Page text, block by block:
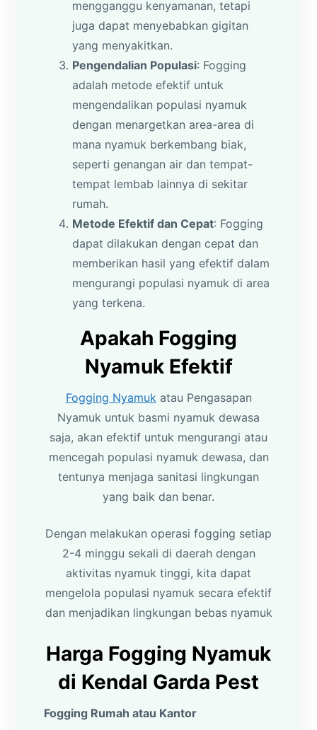
mengganggu kenyamanan, tetapi
juga dapat menyebabkan gigitan
yang menyakitkan.
Pengendalian Populasi: Fogging
adalah metode efektif untuk
mengendalikan populasi nyamuk
dengan menargetkan area-area di
mana nyamuk berkembang biak,
seperti genangan air dan tempat-
tempat lembab lainnya di sekitar
rumah.
Metode Efektif dan Cepat: Fogging
dapat dilakukan dengan cepat dan
memberikan hasil yang efektif dalam
mengurangi populasi nyamuk di area
yang terkena.
Apakah Fogging
Nyamuk Efektif
Fogging Nyamuk atau Pengasapan
Nyamuk untuk basmi nyamuk dewasa
saja, akan efektif untuk mengurangi atau
mencegah populasi nyamuk dewasa, dan
tentunya menjaga sanitasi lingkungan
yang baik dan benar.
Dengan melakukan operasi fogging setiap
2-4 minggu sekali di daerah dengan
aktivitas nyamuk tinggi, kita dapat
mengelola populasi nyamuk secara efektif
dan menjadikan lingkungan bebas nyamuk
Harga Fogging Nyamuk
di Kendal Garda Pest
Fogging Rumah atau Kantor